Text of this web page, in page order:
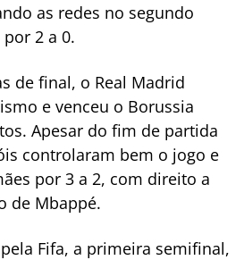
as redes no segundo
2 a 0.
de final, o Real Madrid
e venceu o Borussia
Apesar do fim de partida
controlaram bem o jogo e
por 3 a 2, com direito a
de Mbappé.
Fifa, a primeira semifinal,